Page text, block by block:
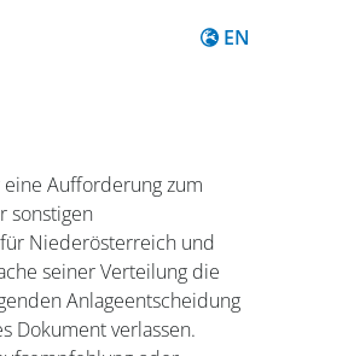
Content in English
EN
Aufforderung zum
sonstigen
Niederösterreich und
seiner Verteilung die
Anlageentscheidung
Dokument verlassen.